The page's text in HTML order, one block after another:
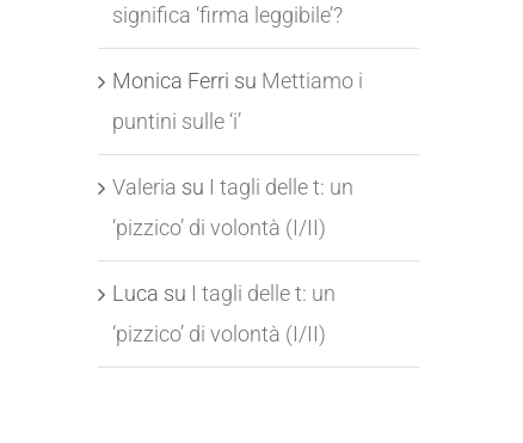
significa ‘firma leggibile’?
Monica Ferri su Mettiamo i
puntini sulle ‘i’
Valeria su I tagli delle t: un
‘pizzico’ di volontà (I/II)
Luca su I tagli delle t: un
‘pizzico’ di volontà (I/II)